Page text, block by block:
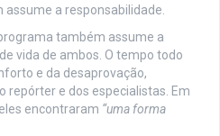
a responsabilidade.
também assume a
vida de ambos. O tempo todo
e da desaprovação,
repórter e dos especialistas. Em
encontraram “uma forma